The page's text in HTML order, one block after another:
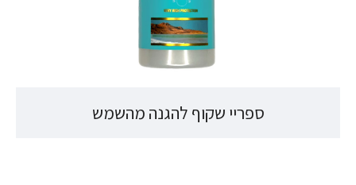
ספריי שקוף להגנה מהשמש